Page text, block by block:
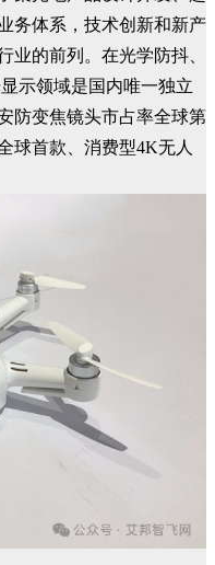
务体系，技术创新和新产
业的前列。在光学防抖、
示领域是国内唯一独立
防变焦镜头市占率全球第
球首款、消费型4K无人